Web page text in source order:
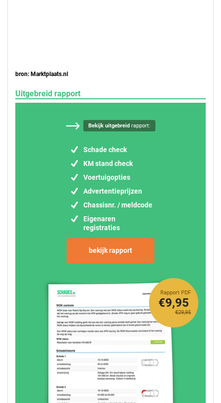
bron: Marktplaats.nl
Uitgebreid rapport
Bekijk uitgebreidrapport:
Schade check
KM stand check
Voertuigopties
Advertentieprijzen
Chassisnr. / meldcode
Eigenaren
registraties
bekijk rapport
Rapport PDF
€29,95
€9,95